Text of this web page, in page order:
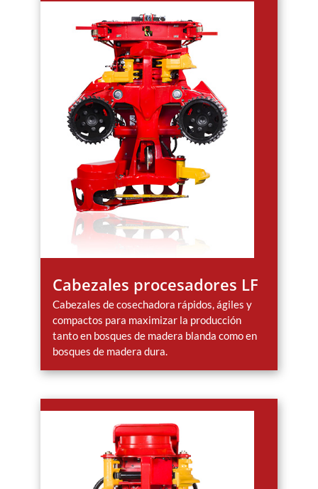
Cabezales procesadores LF
Cabezales de cosechadora rápidos, ágiles y
compactos para maximizar la producción
tanto en bosques de madera blanda como en
bosques de madera dura.